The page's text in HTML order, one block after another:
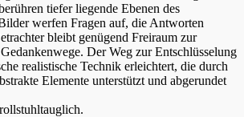
tiefer liegende Ebenen des
werfen Fragen auf, die Antworten
bleibt genügend Freiraum zur
Der Weg zur Entschlüsselung
realistische Technik erleichtert, die durch
Elemente unterstützt und abgerundet